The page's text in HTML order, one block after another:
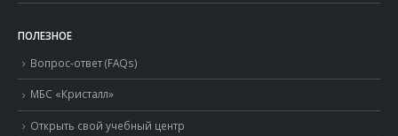
ПОЛЕЗНОЕ
Вопрос-ответ (FAQs)
МБС «Кристалл»
Открыть свой учебный центр